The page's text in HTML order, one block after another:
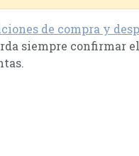
de compra y
siempre confirmar